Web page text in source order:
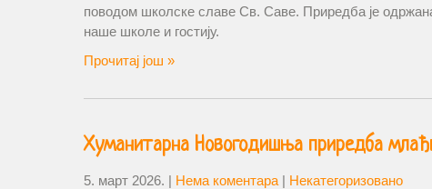
поводом школске славе Св. Саве. Приредба је
наше школе и гостију.
Прочитај још »
Хуманитарна Новогодишња приредба
5. март 2026. | Нема коментара | Некатегоризовано